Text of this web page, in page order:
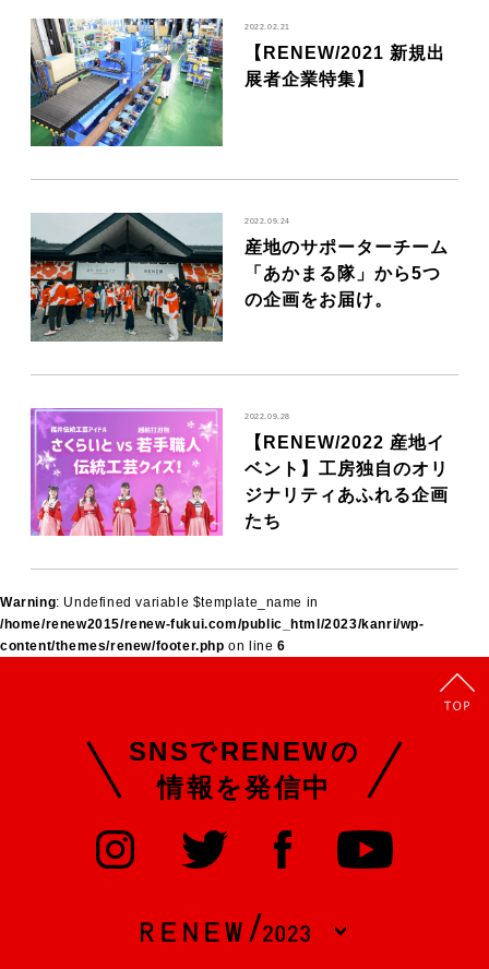
2022.02.21
【RENEW/2021 新規出
展者企業特集】
2022.09.24
産地のサポーターチーム
「あかまる隊」から5つ
の企画をお届け。
2022.09.28
【RENEW/2022 産地イ
ベント】工房独自のオリ
ジナリティあふれる企画
たち
Warning: Undefined variable $template_name in
/home/renew2015/renew-fukui.com/public_html/2023/kanri/wp-
content/themes/renew/footer.php on line 6
SNSでRENEWの
情報を発信中